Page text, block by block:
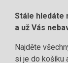
Stále hledáte
a už Vás
Najděte
si je do košíku